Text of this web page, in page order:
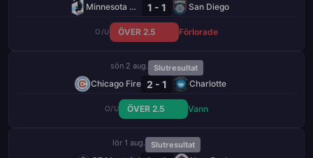
Minnesota United FC 1 - 1 San Diego
O/U ÖVER 2.5 Förlorade
sön 2 aug. Slutresultat
Chicago Fire 2 - 1 Charlotte
O/U ÖVER 2.5 Vann
lör 1 aug. Slutresultat